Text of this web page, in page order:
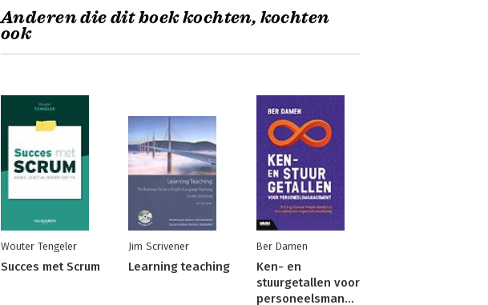
Anderen die dit boek kochten, kochten
ook
Wouter Tengeler
Succes met Scrum
Jim Scrivener
Learning teaching
Ber Damen
Ken- en
stuurgetallen voor
personeelsmanagement